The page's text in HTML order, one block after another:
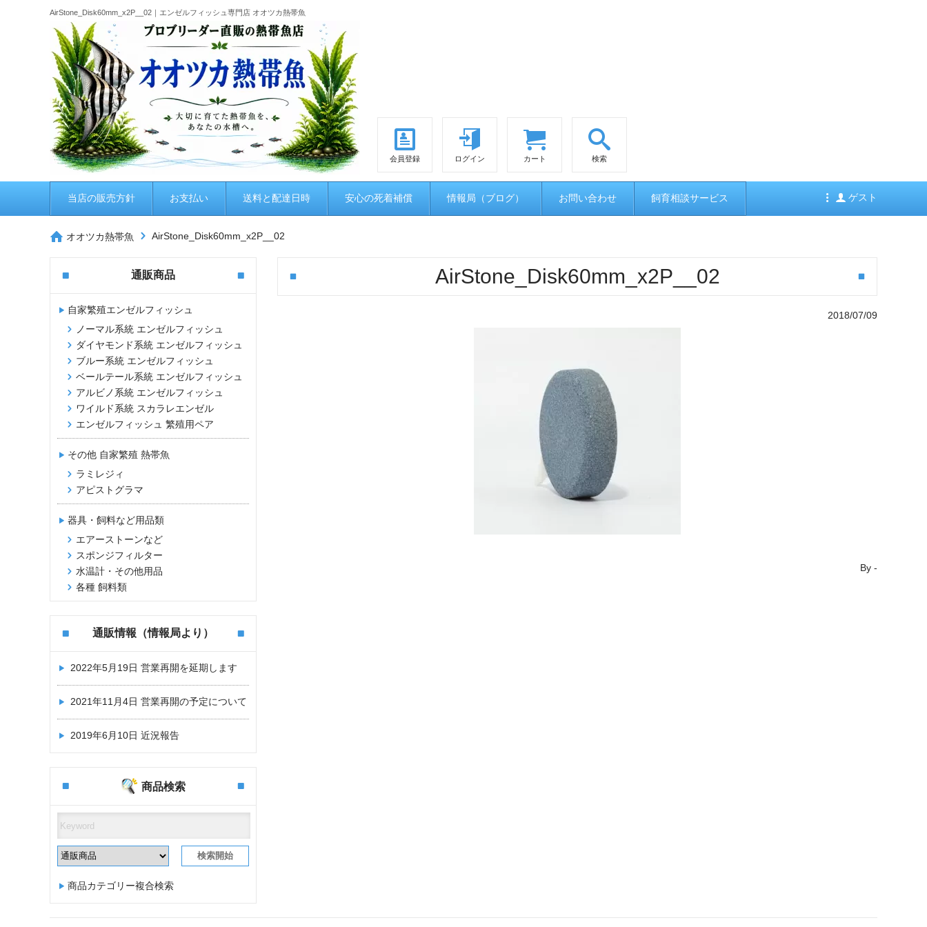
AirStone_Disk60mm_x2P__02｜エンゼルフィッシュ専門店 オオツカ熱帯魚
会員登録 ログイン カート 検索
ゲスト
当店の販売方針 お支払い 送料と配達日時 安心の死着補償 情報局（ブログ） お問い合わせ 飼育相談サービス
オオツカ熱帯魚 AirStone_Disk60mm_x2P__02
AirStone_Disk60mm_x2P__02
2018/07/09
By -
通販商品
自家繁殖エンゼルフィッシュ
ノーマル系統 エンゼルフィッシュ
ダイヤモンド系統 エンゼルフィッシュ
ブルー系統 エンゼルフィッシュ
ベールテール系統 エンゼルフィッシュ
アルビノ系統 エンゼルフィッシュ
ワイルド系統 スカラレエンゼル
エンゼルフィッシュ 繁殖用ペア
その他 自家繁殖 熱帯魚
ラミレジィ
アピストグラマ
器具・飼料など用品類
エアーストーンなど
スポンジフィルター
水温計・その他用品
各種 飼料類
通販情報（情報局より）
2022年5月19日 営業再開を延期します
2021年11月4日 営業再開の予定について
2019年6月10日 近況報告
商品検索
商品カテゴリー複合検索